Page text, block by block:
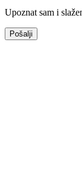
Upoznat sam i
Pošalji